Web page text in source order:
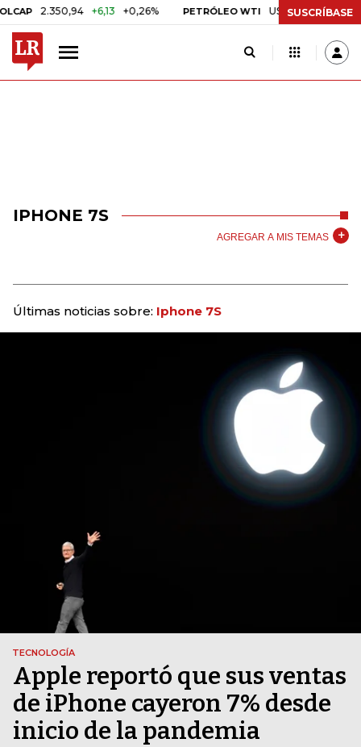
2.350,94 +6,13 +0,26% PETRÓLEO WTI US$ 78,01 US$ 2,92
SUSCRÍBASE
IPHONE 7S
AGREGAR A MIS TEMAS
Últimas noticias sobre: Iphone 7S
TECNOLOGÍA
Apple reportó que sus ventas
de iPhone cayeron 7% desde
inicio de la pandemia